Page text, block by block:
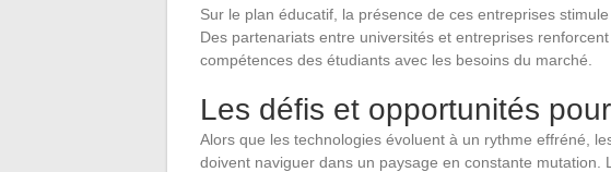
Sur le plan éducatif, la présence de ces entreprises
Des partenariats entre universités et entreprises
compétences des étudiants avec les besoins du marché.
Les défis et opportunités pour
Alors que les technologies évoluent à un rythme effréné,
doivent naviguer dans un paysage en constante mutation.